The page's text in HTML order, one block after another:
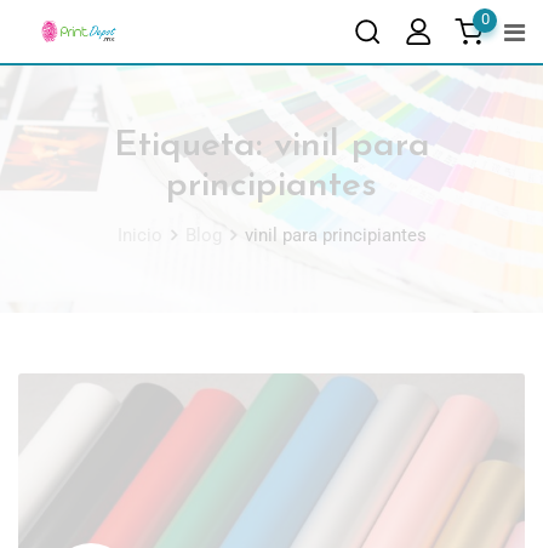
0
Etiqueta: vinil para
principiantes
vinil para principiantes